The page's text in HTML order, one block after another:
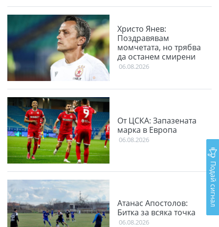
Христо Янев:
Поздравявам
момчетата, но трябва
да останем смирени
06.08.2026
От ЦСКА: Запазената
марка в Европа
06.08.2026
Атанас Апостолов:
Битка за всяка точка
06.08.2026
Подай сигнал